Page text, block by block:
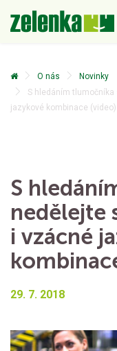
O nás
Novinky
S hledáním
jazykové kombinace (video)
S
nedělejte
i vzácné
29. 7. 2018